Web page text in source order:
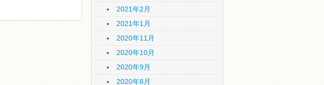
2021年2月
2021年1月
2020年11月
2020年10月
2020年9月
2020年8月